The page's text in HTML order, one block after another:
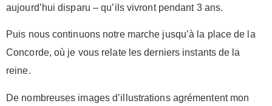
aujourd’hui disparu – qu’ils vivront pendant 3 ans.
Puis nous continuons notre marche jusqu’à la place de la
Concorde, où je vous relate les derniers instants de la
reine.
De nombreuses images d’illustrations agrémentent mon